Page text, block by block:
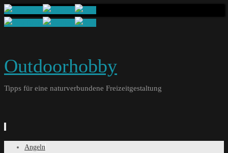
Outdoorhobby
Tipps für eine naturverbundene Freizeitgestaltung
SpringeAngeln